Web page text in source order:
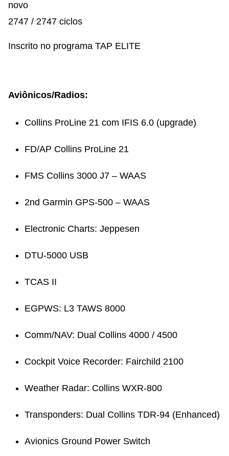
novo
2747 / 2747 ciclos
Inscrito no programa TAP ELITE
Aviônicos/Radios:
Collins ProLine 21 com IFIS 6.0 (upgrade)
FD/AP Collins ProLine 21
FMS Collins 3000 J7 – WAAS
2nd Garmin GPS-500 – WAAS
Electronic Charts: Jeppesen
DTU-5000 USB
TCAS II
EGPWS: L3 TAWS 8000
Comm/NAV: Dual Collins 4000 / 4500
Cockpit Voice Recorder: Fairchild 2100
Weather Radar: Collins WXR-800
Transponders: Dual Collins TDR-94 (Enhanced)
Avionics Ground Power Switch